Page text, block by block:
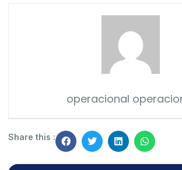
operacional
Share this :